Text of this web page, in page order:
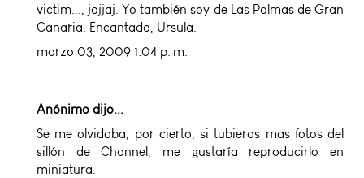
victim..., jajjaj. Yo también soy de Las Palmas de Gran
Canaria. Encantada, Ursula.
marzo 03, 2009 1:04 p. m.
Anónimo dijo...
Se me olvidaba, por cierto, si tubieras mas fotos del
sillón de Channel, me gustaría reproducirlo en
miniatura.